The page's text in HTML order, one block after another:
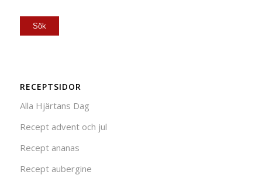
RECEPTSIDOR
Alla Hjärtans Dag
Recept advent och jul
Recept ananas
Recept aubergine